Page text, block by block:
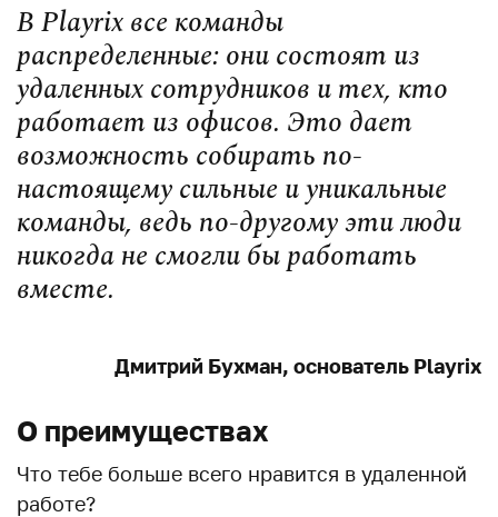
В Playrix все команды
распределенные: они состоят из
удаленных сотрудников и тех, кто
работает из офисов. Это дает
возможность собирать по-
настоящему сильные и уникальные
команды, ведь по-другому эти люди
никогда не смогли бы работать
вместе.
Дмитрий Бухман, основатель Playrix
О преимуществах
Что тебе больше всего нравится в удаленной
работе?